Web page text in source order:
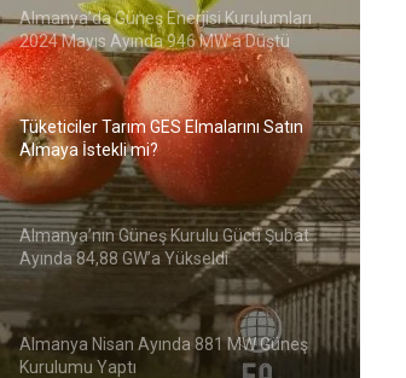
Almanya’da Güneş Enerjisi Kurulumları
2024 Mayıs Ayında 946 MW’a Düştü
Tüketiciler Tarım GES Elmalarını Satın
Almaya İstekli mi?
Almanya’nın Güneş Kurulu Gücü Şubat
Ayında 84,88 GW’a Yükseldi
Almanya Nisan Ayında 881 MW Güneş
Kurulumu Yaptı